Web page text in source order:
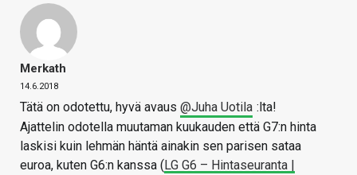
Merkath
14.6.2018
Tätä on odotettu, hyvä avaus @Juha Uotila :lta!
Ajattelin odotella muutaman kuukauden että G7:n hinta
laskisi kuin lehmän häntä ainakin sen parisen sataa
euroa, kuten G6:n kanssa (LG G6 – Hintaseuranta |